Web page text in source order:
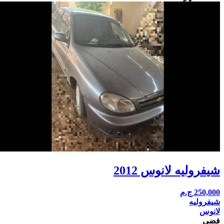
شيفروليه لانوس 2012
250,000 ج.م
شيفروليه
لانوس
فضي